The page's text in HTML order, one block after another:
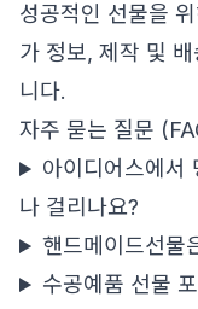
성공적인 선물을
가 정보, 제작 및
니다.
자주 묻는 질문
아이디어스에서
나 걸리나요?
핸드메이드선물
수공예품 선물